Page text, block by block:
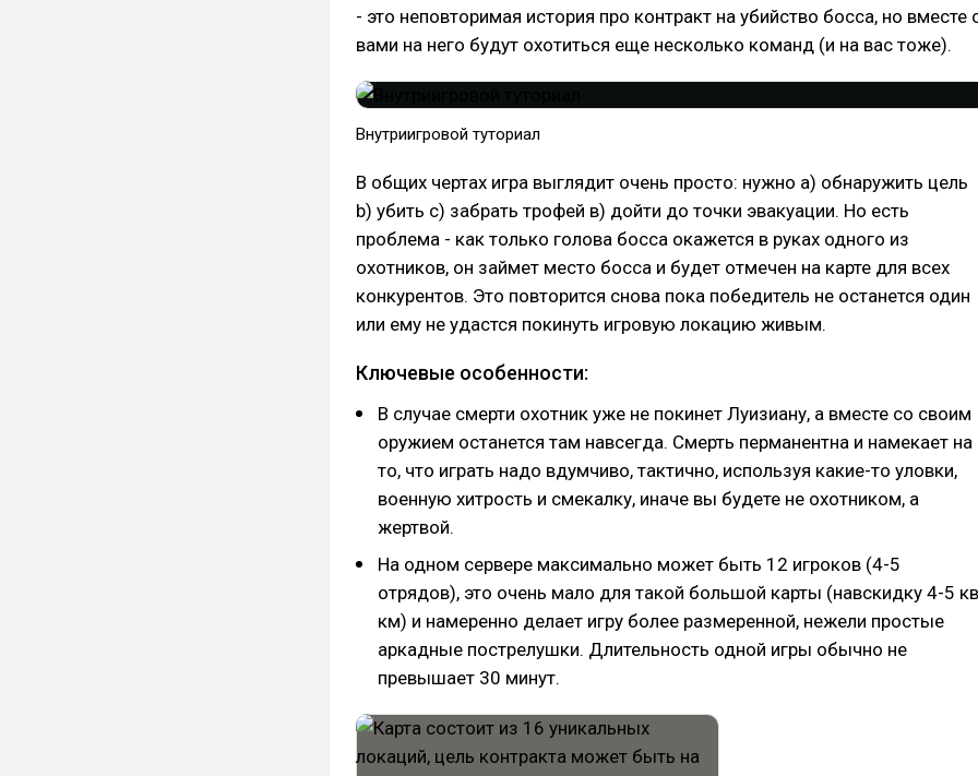
- это неповторимая история про контракт на убийство босса, но вместе
вами на него будут охотиться еще несколько команд (и на вас тоже).
Внутриигровой туториал
В общих чертах игра выглядит очень просто: нужно a) обнаружить цель
b) убить c) забрать трофей в) дойти до точки эвакуации. Но есть
проблема - как только голова босса окажется в руках одного из
охотников, он займет место босса и будет отмечен на карте для всех
конкурентов. Это повторится снова пока победитель не останется один
или ему не удастся покинуть игровую локацию живым.
Ключевые особенности:
В случае смерти охотник уже не покинет Луизиану, а вместе со своим
оружием останется там навсегда. Смерть перманентна и намекает на
то, что играть надо вдумчиво, тактично, используя какие-то уловки,
военную хитрость и смекалку, иначе вы будете не охотником, а
жертвой.
На одном сервере максимально может быть 12 игроков (4-5
отрядов), это очень мало для такой большой карты (навскидку 4-5
км) и намеренно делает игру более размеренной, нежели простые
аркадные пострелушки. Длительность одной игры обычно не
превышает 30 минут.